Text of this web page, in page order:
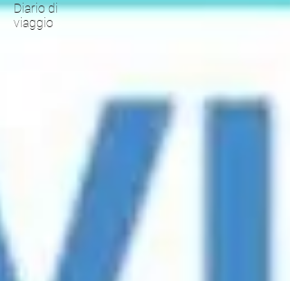
Diario di
viaggio